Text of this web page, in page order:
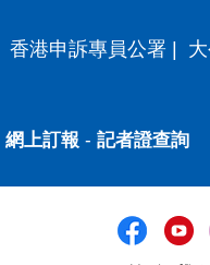
香港申訴專員公署 |
網上訂報 - 記者證查詢